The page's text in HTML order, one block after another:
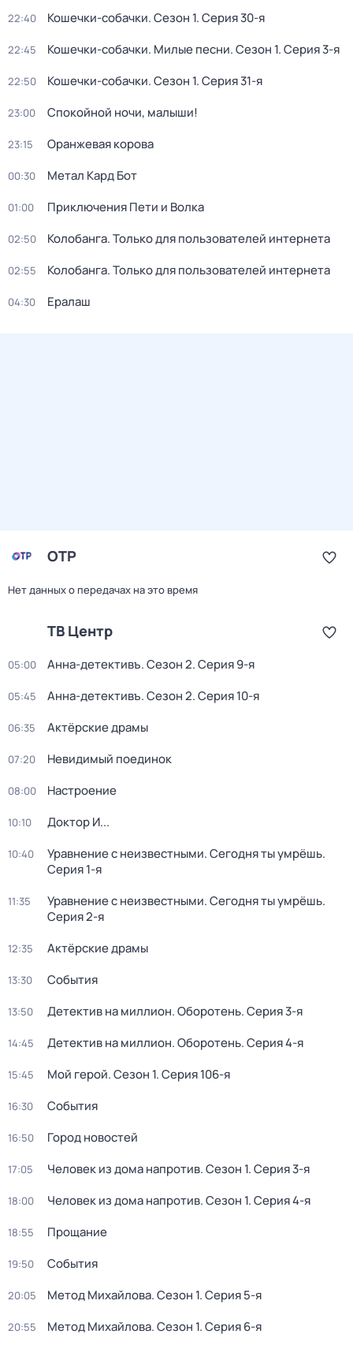
22:40 Кошечки-собачки. Сезон 1. Серия 30-я
22:45 Кошечки-собачки. Милые песни. Сезон 1. Серия 3-я
22:50 Кошечки-собачки. Сезон 1. Серия 31-я
23:00 Спокойной ночи, малыши!
23:15 Оранжевая корова
00:30 Метал Кард Бот
01:00 Приключения Пети и Волка
02:50 Колобанга. Только для пользователей интернета
02:55 Колобанга. Только для пользователей интернета
04:30 Ералаш
ОТР
Нет данных о передачах на это время
ТВ Центр
05:00 Анна-детективъ. Сезон 2. Серия 9-я
05:45 Анна-детективъ. Сезон 2. Серия 10-я
06:35 Актёрские драмы
07:20 Невидимый поединок
08:00 Настроение
10:10 Доктор И...
10:40 Уравнение с неизвестными. Сегодня ты умрёшь.
Серия 1-я
11:35 Уравнение с неизвестными. Сегодня ты умрёшь.
Серия 2-я
12:35 Актёрские драмы
13:30 События
13:50 Детектив на миллион. Оборотень. Серия 3-я
14:45 Детектив на миллион. Оборотень. Серия 4-я
15:45 Мой герой. Сезон 1. Серия 106-я
16:30 События
16:50 Город новостей
17:05 Человек из дома напротив. Сезон 1. Серия 3-я
18:00 Человек из дома напротив. Сезон 1. Серия 4-я
18:55 Прощание
19:50 События
20:05 Метод Михайлова. Сезон 1. Серия 5-я
20:55 Метод Михайлова. Сезон 1. Серия 6-я